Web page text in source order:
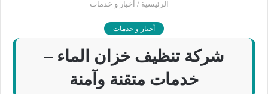
الرئيسية / أخبار و خدمات
أخبار و خدمات
شركة تنظيف خزان الماء –
خدمات متقنة وآمنة